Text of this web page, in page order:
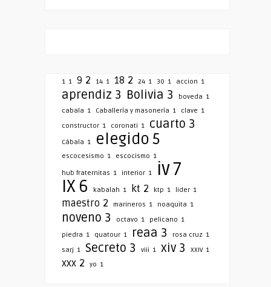
1 1 9 2 14 1 18 2 24 1 30 1 accion 1
aprendiz 3 Bolivia 3 boveda 1
cabala 1 Caballería y masonería 1 clave 1
constructor 1 coronati 1 cuarto 3
Cábala 1 elegido5
escocesismo 1 escocismo 1
hub fraternitas 1 interior 1 iv7
IX 6 kabalah 1 kt 2 ktp 1 lider 1
maestro 2 marineros 1 noaquita 1
noveno 3 octavo 1 pelicano 1
piedra 1 quatour 1 reaa 3 rosa cruz 1
sarj 1 Secreto 3 viii 1 xiv 3 XXIV 1
xxx 2 yo 1